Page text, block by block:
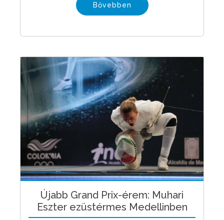
Bővebben
Újabb Grand Prix-érem: Muhari
Eszter ezüstérmes Medellinben